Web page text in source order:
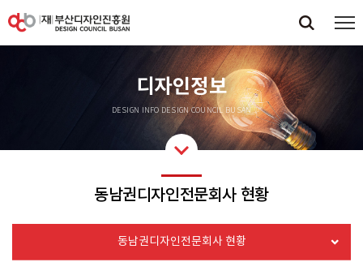
디자인정보
DESIGN INFO DESIGN COUNCIL BUSAN
동남권디자인전문회사 현황
동남권디자인전문회사 현황